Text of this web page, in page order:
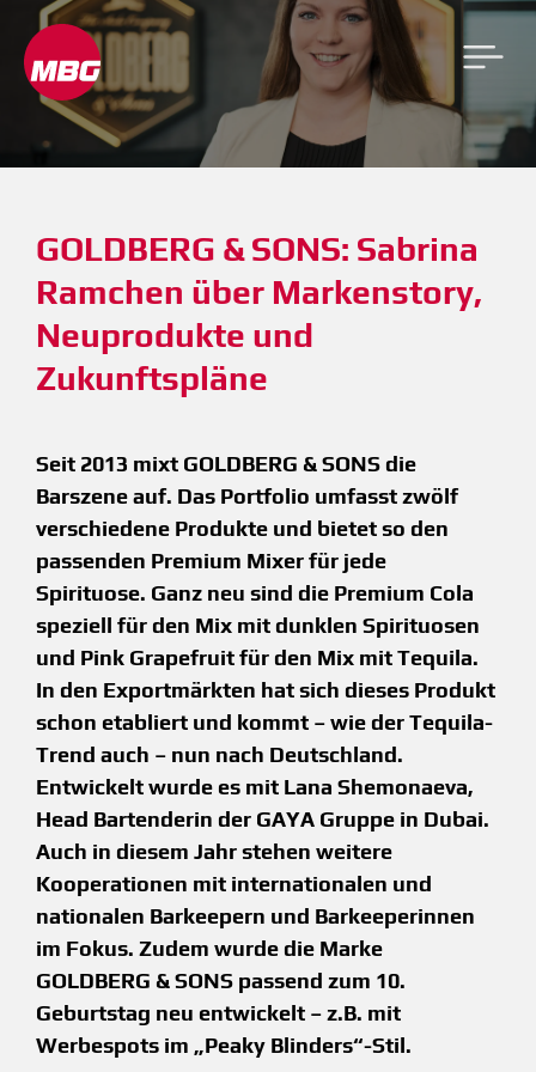
GOLDBERG & SONS: Sabrina
Ramchen über Markenstory,
Neuprodukte und
Zukunftspläne
Seit 2013 mixt GOLDBERG & SONS die
Barszene auf. Das Portfolio umfasst zwölf
verschiedene Produkte und bietet so den
passenden Premium Mixer für jede
Spirituose. Ganz neu sind die Premium Cola
speziell für den Mix mit dunklen Spirituosen
und Pink Grapefruit für den Mix mit Tequila.
In den Exportmärkten hat sich dieses Produkt
schon etabliert und kommt – wie der Tequila-
Trend auch – nun nach Deutschland.
Entwickelt wurde es mit Lana Shemonaeva,
Head Bartenderin der GAYA Gruppe in Dubai.
Auch in diesem Jahr stehen weitere
Kooperationen mit internationalen und
nationalen Barkeepern und Barkeeperinnen
im Fokus. Zudem wurde die Marke
GOLDBERG & SONS passend zum 10.
Geburtstag neu entwickelt – z.B. mit
Werbespots im „Peaky Blinders“-Stil.